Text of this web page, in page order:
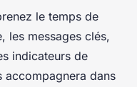
le temps de
les messages clés,
indicateurs de
accompagnera dans